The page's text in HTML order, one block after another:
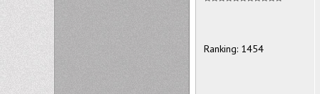
Ranking: 1454